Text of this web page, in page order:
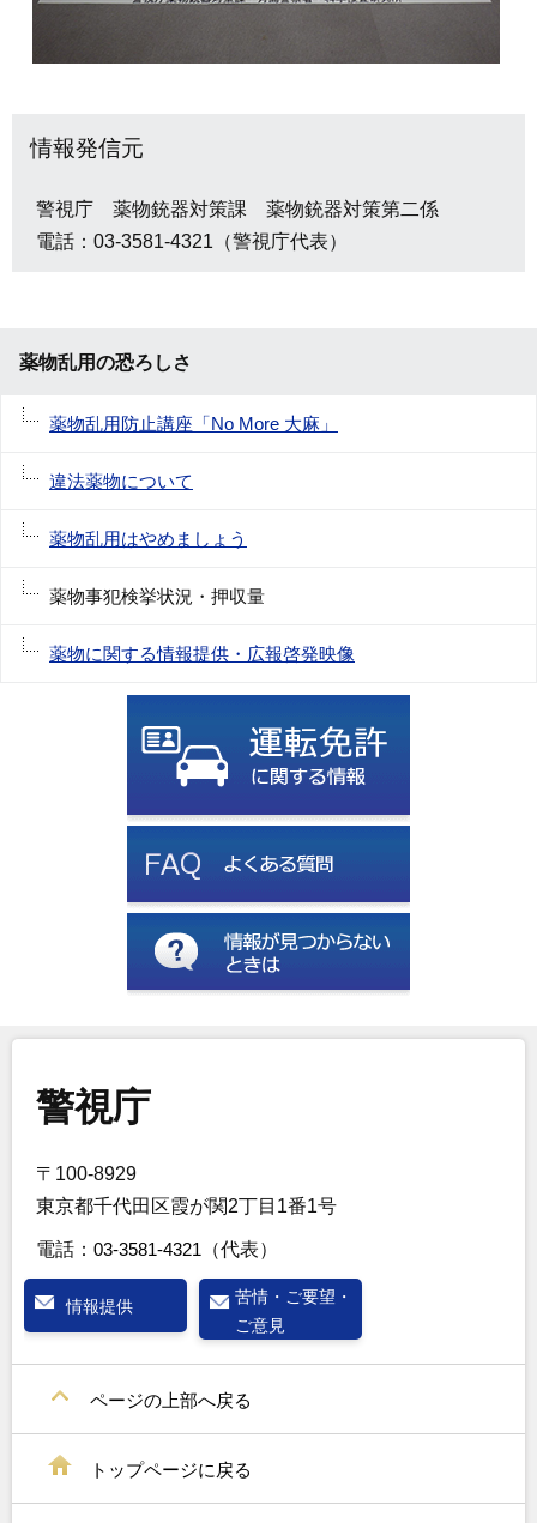
情報発信元
警視庁 薬物銃器対策課 薬物銃器対策第二係
電話：03-3581-4321（警視庁代表）
薬物乱用の恐ろしさ
薬物乱用防止講座「No More 大麻」
違法薬物について
薬物乱用はやめましょう
薬物事犯検挙状況・押収量
薬物に関する情報提供・広報啓発映像
警視庁
〒100-8929
東京都千代田区霞が関2丁目1番1号
電話： 03-3581-4321 （代表）
情報提供
苦情・ご要望・
ご意見
ページの上部へ戻る
トップページに戻る